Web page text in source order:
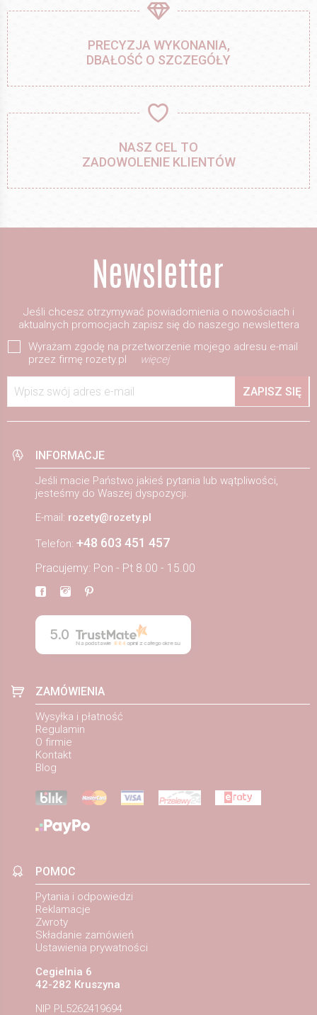
PRECYZJA WYKONANIA,
DBAŁOŚĆ O SZCZEGÓŁY
NASZ CEL TO
ZADOWOLENIE KLIENTÓW
Jeśli chcesz otrzymywać powiadomienia o nowościach i
aktualnych promocjach zapisz się do naszego newslettera
Wyrażam zgodę na przetworzenie mojego adresu e-mail
przez firmę rozety.pl
więcej
Wpisz swój adres e-mail ZAPISZ SIĘ
INFORMACJE
Jeśli macie Państwo jakieś pytania lub wątpliwości,
jesteśmy do Waszej dyspozycji.
E-mail: rozety@rozety.pl
Telefon: +48 603 451 457
Pracujemy: Pon - Pt 8.00 - 15.00
5.0
Na podstawie 884opinii z całego okresu
ZAMÓWIENIA
Wysyłka i płatność
Regulamin
O firmie
Kontakt
Blog
POMOC
Pytania i odpowiedzi
Reklamacje
Zwroty
Składanie zamówień
Ustawienia prywatności
Cegielnia 6
42-282 Kruszyna
NIP PL5262419694